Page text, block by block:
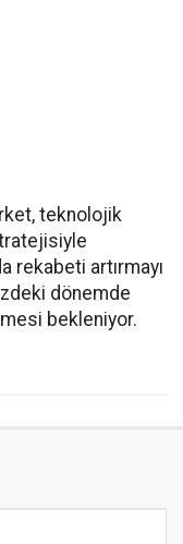
teknolojik
rekabeti artırmayı
dönemde
bekleniyor.